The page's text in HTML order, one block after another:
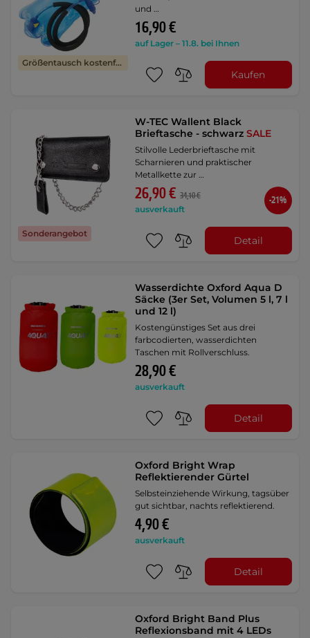
Größentausch kostenfrei
und …
16,90 €
auf Lager – 11.8. bei Ihnen
Kaufen
Sonderangebot
W-TEC Wallent Black
Brieftasche - schwarzSALE
Stilvolle Lederbrieftasche mit
Scharnieren und praktischer
Metallkette zur …
26,90 € 34,10 €
ausverkauft
-21%
Detail
Wasserdichte Oxford Aqua D
Säcke (3er Set, Volumen 5 l, 7 l
und 12 l)
Kostengünstiges Set aus drei
farbcodierten, wasserdichten
Taschen mit Rollverschluss.
28,90 €
ausverkauft
Detail
Oxford Bright Wrap
Reflektierender Gürtel
Selbsteinziehende Wirkung, tagsüber
gut sichtbar, nachts reflektierend.
4,90 €
ausverkauft
Detail
Oxford Bright Band Plus
Reflexionsband mit 4 LEDs